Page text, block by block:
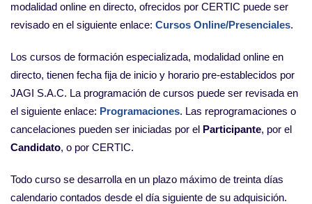
modalidad online en directo, ofrecidos por CERTIC puede ser
revisado en el siguiente enlace: Cursos Online/Presenciales.
Los cursos de formación especializada, modalidad online en
directo, tienen fecha fija de inicio y horario pre-establecidos por
JAGI S.A.C. La programación de cursos puede ser revisada en
el siguiente enlace: Programaciones. Las reprogramaciones o
cancelaciones pueden ser iniciadas por el Participante, por el
Candidato, o por CERTIC.
Todo curso se desarrolla en un plazo máximo de treinta días
calendario contados desde el día siguiente de su adquisición.